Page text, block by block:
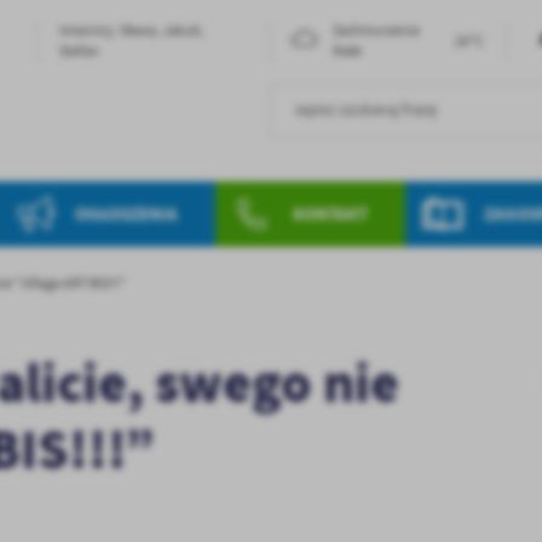
Imieniny: Sława, Jakub,
OGŁOSZENIA KONTAKT
Village ART BIS!!!”
swego nie